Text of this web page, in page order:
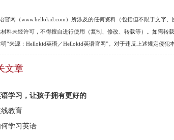
官网（www.hellokid.com）所涉及的任何资料（包括但不限于文字
料未经许可，不得擅自进行使用（复制、修改、转载等）。如需
“来源：Hellokid英语／Hellokid英语官网”。对于违反上述规定侵犯
文章
学习，让孩子拥有更好的
教育
学习英语